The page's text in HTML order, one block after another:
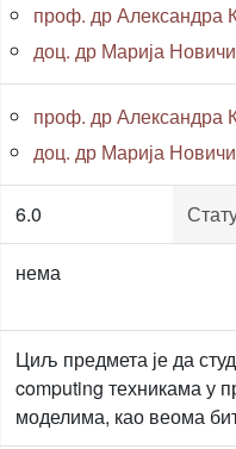
проф. др Александра
доц. др Марија
проф. др Александра
доц. др Марија
6.0
нема
Циљ предмета је да
computing техникама у
моделима, као веома